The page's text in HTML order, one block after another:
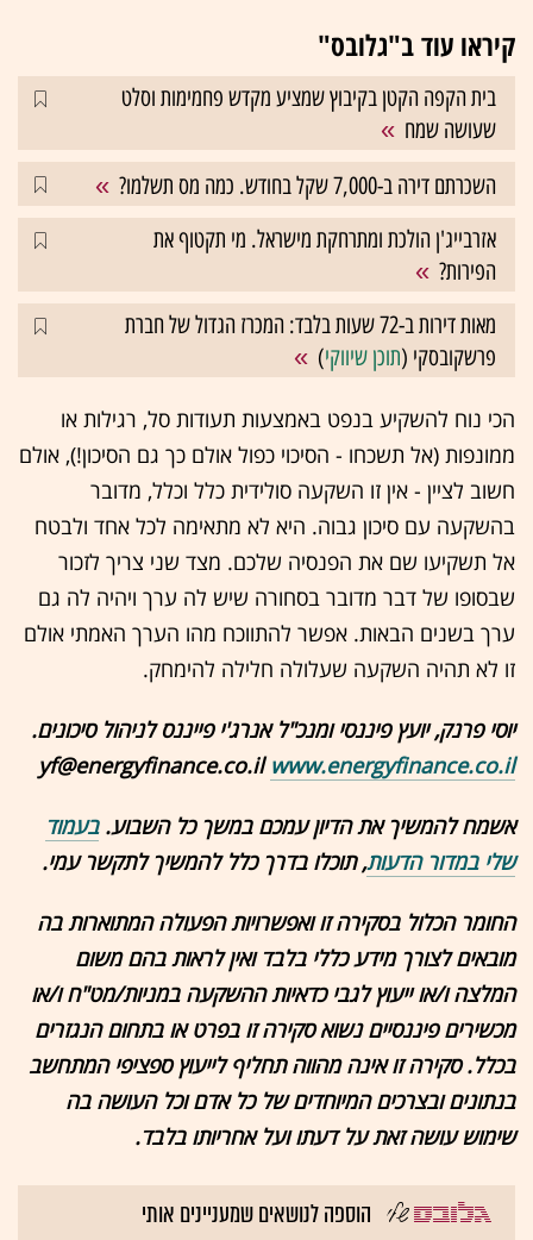
קיראו עוד ב"גלובס"
בית הקפה הקטן בקיבוץ שמציע מקדש פחמימות וסלט
שעושה שמח
השכרתם דירה ב-7,000 שקל בחודש. כמה מס תשלמו?
אזרבייג'ן הולכת ומתרחקת מישראל. מי תקטוף את
הפירות?
מאות דירות ב-72 שעות בלבד: המכרז הגדול של חברת
פרשקובסקי (תוכן שיווקי)
הכי נוח להשקיע בנפט באמצעות תעודות סל, רגילות או
ממונפות (אל תשכחו - הסיכוי כפול אולם כך גם הסיכון!), אולם
חשוב לציין - אין זו השקעה סולידית כלל וכלל, מדובר
בהשקעה עם סיכון גבוה. היא לא מתאימה לכל אחד ולבטח
אל תשקיעו שם את הפנסיה שלכם. מצד שני צריך לזכור
שבסופו של דבר מדובר בסחורה שיש לה ערך ויהיה לה גם
ערך בשנים הבאות. אפשר להתווכח מהו הערך האמתי אולם
זו לא תהיה השקעה שעלולה חלילה להימחק.
יוסי פרנק, יועץ פיננסי ומנכ"ל אנרג'י פייננס לניהול סיכונים.
yf@energyfinance.co.ilwww.energyfinance.co.il
אשמח להמשיך את הדיון עמכם במשך כל השבוע.בעמוד
שלי במדור הדעות, תוכלו בדרך כלל להמשיך לתקשר עמי.
החומר הכלול בסקירה זו ואפשרויות הפעולה המתוארות בה
מובאים לצורך מידע כללי בלבד ואין לראות בהם משום
המלצה ו/או ייעוץ לגבי כדאיות ההשקעה במניות/מט"ח ו/או
מכשירים פיננסיים נשוא סקירה זו בפרט או בתחום הנגזרים
בכלל. סקירה זו אינה מהווה תחליף לייעוץ ספציפי המתחשב
בנתונים ובצרכים המיוחדים של כל אדם וכל העושה בה
שימוש עושה זאת על דעתו ועל אחריותו בלבד.
הוספה לנושאים שמעניינים אותי